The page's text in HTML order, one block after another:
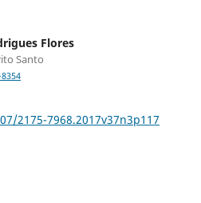
Flores
Santo
2175-7968.2017v37n3p117